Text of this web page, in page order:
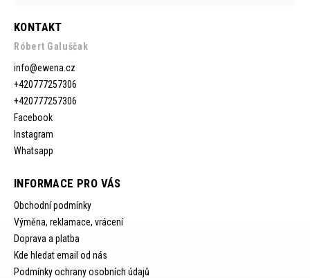
KONTAKT
Róbert Galuščak
info@ewena.cz
+420777257306
+420777257306
Facebook
Instagram
Whatsapp
INFORMACE PRO VÁS
Obchodní podmínky
Výměna, reklamace, vrácení
Doprava a platba
Kde hledat email od nás
Podmínky ochrany osobních údajů